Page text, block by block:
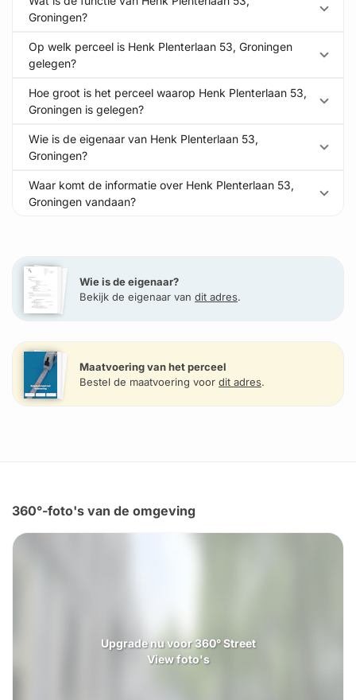
Groningen?
Op welk perceel is Henk Plenterlaan 53, Groningen
gelegen?
Hoe groot is het perceel waarop Henk Plenterlaan 53,
Groningen is gelegen?
Wie is de eigenaar van Henk Plenterlaan 53,
Groningen?
Waar komt de informatie over Henk Plenterlaan 53,
Groningen vandaan?
Wie is de eigenaar?
Bekijk de eigenaar van dit adres.
Maatvoering van het perceel
Bestel de maatvoering voor dit adres.
360°-foto's van de omgeving
Upgrade nu voor 360° Street
View foto's